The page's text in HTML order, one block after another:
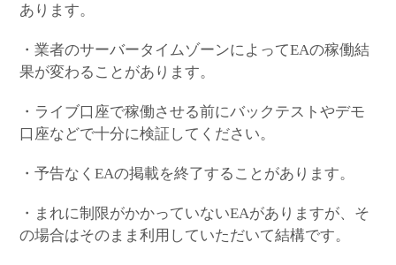
あります。
・業者のサーバータイムゾーンによってEAの稼働結
果が変わることがあります。
・ライブ口座で稼働させる前にバックテストやデモ
口座などで十分に検証してください。
・予告なくEAの掲載を終了することがあります。
・まれに制限がかかっていないEAがありますが、そ
の場合はそのまま利用していただいて結構です。